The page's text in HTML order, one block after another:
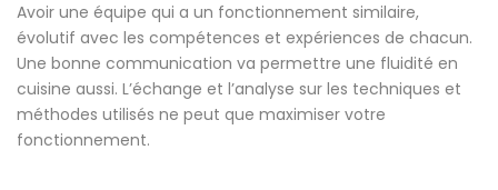
Avoir une équipe qui a un fonctionnement similaire,
évolutif avec les compétences et expériences de chacun.
Une bonne communication va permettre une fluidité en
cuisine aussi. L’échange et l’analyse sur les techniques et
méthodes utilisés ne peut que maximiser votre
fonctionnement.